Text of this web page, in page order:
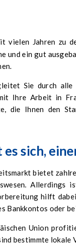
und ein gut
Sie durch
Ihre Arbeit in
die Ihnen den
sich,
bietet
hilft
Bankkontos oder
Union
bestimmte